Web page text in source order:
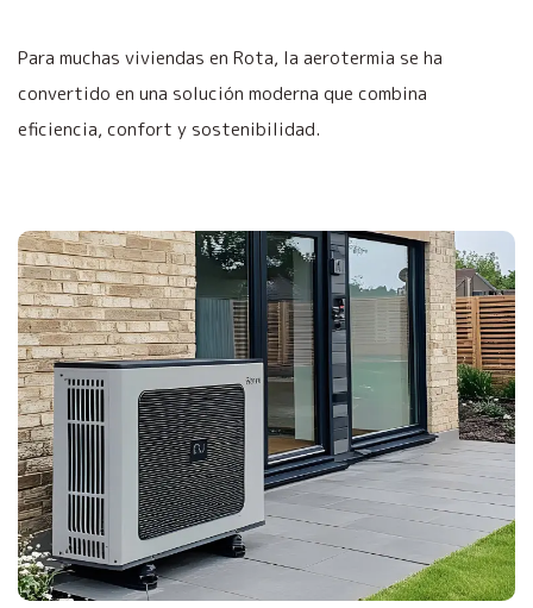
Para muchas viviendas en Rota, la aerotermia se ha
convertido en una solución moderna que combina
eficiencia, confort y sostenibilidad.